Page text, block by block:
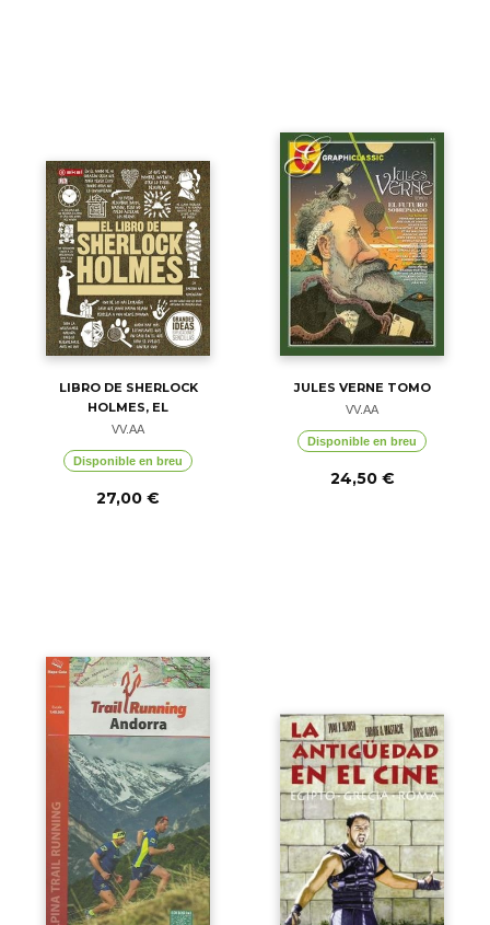
LIBRO DE SHERLOCK
HOLMES, EL
VV.AA
Disponible en breu
27,00 €
JULES VERNE TOMO
VV.AA
Disponible en breu
24,50 €